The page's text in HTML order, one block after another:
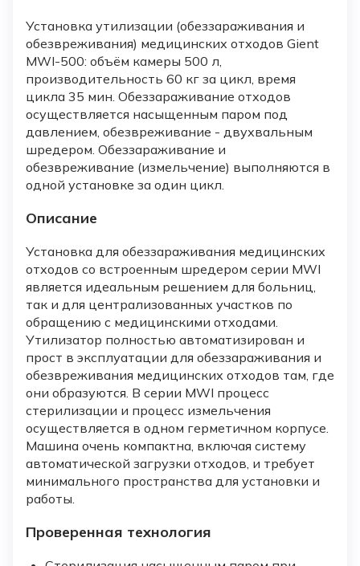
Установка утилизации (обеззараживания и
обезвреживания) медицинских отходов Gient
MWI-500: объём камеры 500 л,
производительность 60 кг за цикл, время
цикла 35 мин. Обеззараживание отходов
осуществляется насыщенным паром под
давлением, обезвреживание - двухвальным
шредером. Обеззараживание и
обезвреживание (измельчение) выполняются в
одной установке за один цикл.
Описание
Установка для обеззараживания медицинских
отходов со встроенным шредером серии MWI
является идеальным решением для больниц,
так и для централизованных участков по
обращению с медицинскими отходами.
Утилизатор полностью автоматизирован и
прост в эксплуатации для обеззараживания и
обезвреживания медицинских отходов там, где
они образуются. В серии MWI процесс
стерилизации и процесс измельчения
осуществляется в одном герметичном корпусе.
Машина очень компактна, включая систему
автоматической загрузки отходов, и требует
минимального пространства для установки и
работы.
Проверенная технология